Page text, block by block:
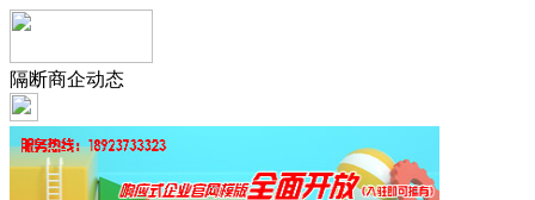
隔断商企动态